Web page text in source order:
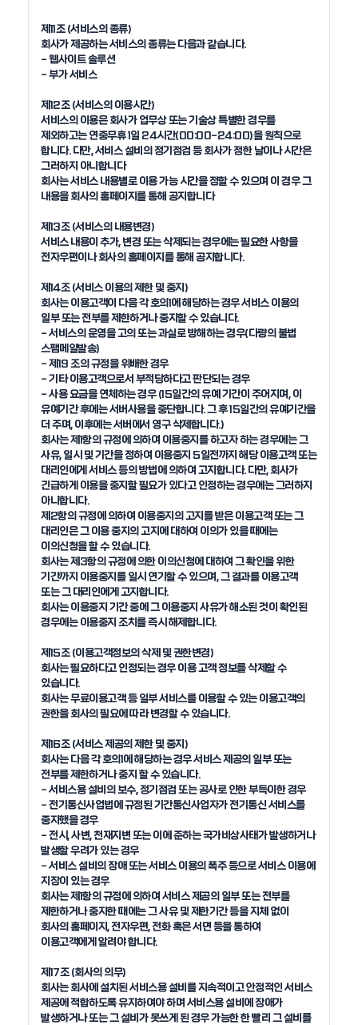
제11조 (서비스의 종류)
회사가 제공하는 서비스의 종류는 다음과 같습니다.
- 웹사이트 솔루션
- 부가 서비스
제12조 (서비스의 이용시간)
서비스의 이용은 회사가 업무상 또는 기술상 특별한 경우를
제외하고는 연중무휴 1일 24시간(00:00-24:00)을 원칙으로
합니다. 다만, 서비스 설비의 정기점검 등 회사가 정한 날이나 시간은
그러하지 아니합니다
회사는 서비스 내용별로 이용 가능 시간을 정할 수 있으며 이 경우 그
내용을 회사의 홈페이지를 통해 공지합니다
제13조 (서비스의 내용변경)
서비스 내용이 추가, 변경 또는 삭제되는 경우에는 필요한 사항을
전자우편이나 회사의 홈페이지를 통해 공지합니다.
제14조 (서비스 이용의 제한 및 중지)
회사는 이용고객이 다음 각 호의1에 해당하는 경우 서비스 이용의
일부 또는 전부를 제한하거나 중지할 수 있습니다.
- 서비스의 운영을 고의 또는 과실로 방해하는 경우(다량의 불법
스팸메일발송)
- 제19 조의 규정을 위배한 경우
- 기타 이용고객으로서 부적당하다고 판단되는 경우
- 사용 요금을 연체하는 경우 (15일간의 유예 기간이 주어지며, 이
유예기간 후에는 서버사용을 중단합니다. 그 후 15일간의 유예기간을
더 주며, 이후에는 서버에서 영구 삭제합니다.)
회사는 제1항의 규정에 의하여 이용중지를 하고자 하는 경우에는 그
사유, 일시 및 기간을 정하여 이용중지 5일전까지 해당 이용고객 또는
대리인에게 서비스 등의 방법에 의하여 고지합니다. 다만, 회사가
긴급하게 이용을 중지할 필요가 있다고 인정하는 경우에는 그러하지
아니합니다.
제2항의 규정에 의하여 이용중지의 고지를 받은 이용고객 또는 그
대리인은 그 이용 중지의 고지에 대하여 이의가 있을 때에는
이의신청을 할 수 있습니다.
회사는 제3항의 규정에 의한 이의신청에 대하여 그 확인을 위한
기간까지 이용중지를 일시 연기할 수 있으며, 그 결과를 이용고객
또는 그 대리인에게 고지합니다.
회사는 이용중지 기간 중에 그 이용중지 사유가 해소된 것이 확인된
경우에는 이용중지 조치를 즉시 해제합니다.
제15조 (이용고객정보의 삭제 및 권한변경)
회사는 필요하다고 인정되는 경우 이용 고객 정보를 삭제할 수
있습니다.
회사는 무료이용고객 등 일부 서비스를 이용할 수 있는 이용고객의
권한을 회사의 필요에 따라 변경할 수 있습니다.
제16조 (서비스 제공의 제한 및 중지)
회사는 다음 각 호의1에 해당하는 경우 서비스 제공의 일부 또는
전부를 제한하거나 중지 할 수 있습니다.
- 서비스용 설비의 보수, 정기점검 또는 공사로 인한 부득이한 경우
- 전기통신사업법에 규정된 기간통신사업자가 전기통신 서비스를
중지했을 경우
- 전시, 사변, 천재지변 또는 이에 준하는 국가비상사태가 발생하거나
발생할 우려가 있는 경우
- 서비스 설비의 장애 또는 서비스 이용의 폭주 등으로 서비스 이용에
지장이 있는 경우
회사는 제1항의 규정에 의하여 서비스 제공의 일부 또는 전부를
제한하거나 중지한 때에는 그 사유 및 제한기간 등을 지체 없이
회사의 홈페이지, 전자우편, 전화 혹은 서면 등을 통하여
이용고객에게 알려야 합니다.
제17조 (회사의 의무)
회사는 회사에 설치된 서비스용 설비를 지속적이고 안정적인 서비스
제공에 적합하도록 유지하여야 하며 서비스용 설비에 장애가
발생하거나 또는 그 설비가 못쓰게 된 경우 가능한 한 빨리 그 설비를